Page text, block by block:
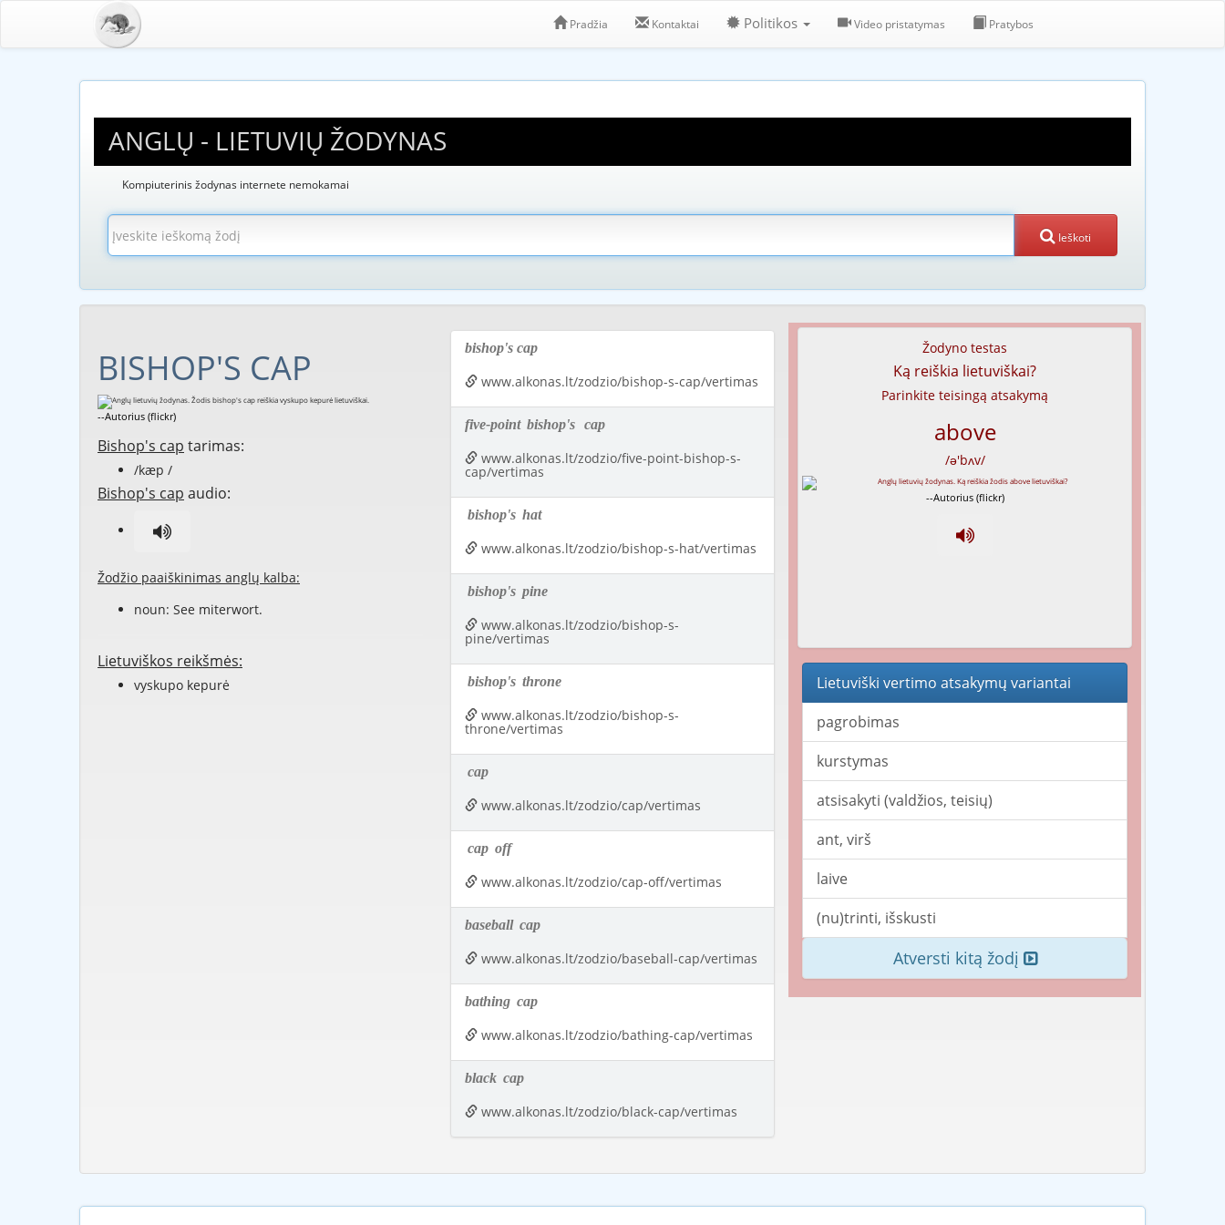
Pradžia Kontaktai Politikos Video pristatymas Pratybos
ANGLŲ - LIETUVIŲ ŽODYNAS
Kompiuterinis žodynas internete nemokamai
Ieškoti
BISHOP'S CAP
--Autorius (flickr)
Bishop's cap tarimas:
/kæp /
Bishop's cap audio:
Žodžio paaiškinimas anglų kalba:
noun: See miterwort.
Lietuviškos reikšmės:
vyskupo kepurė
bishop's cap
www.alkonas.lt/zodzio/bishop-s-cap/vertimas
five-point bishop's cap
www.alkonas.lt/zodzio/five-point-bishop-s-
cap/vertimas
bishop's hat
www.alkonas.lt/zodzio/bishop-s-hat/vertimas
bishop's pine
www.alkonas.lt/zodzio/bishop-s-
pine/vertimas
bishop's throne
www.alkonas.lt/zodzio/bishop-s-
throne/vertimas
cap
www.alkonas.lt/zodzio/cap/vertimas
cap off
www.alkonas.lt/zodzio/cap-off/vertimas
baseball cap
www.alkonas.lt/zodzio/baseball-cap/vertimas
bathing cap
www.alkonas.lt/zodzio/bathing-cap/vertimas
black cap
www.alkonas.lt/zodzio/black-cap/vertimas
Žodyno testas
Ką reiškia lietuviškai?
Parinkite teisingą atsakymą
above
/ə'bʌv/
--Autorius (flickr)
Lietuviški vertimo atsakymų variantai
pagrobimas
kurstymas
atsisakyti (valdžios, teisių)
ant, virš
laive
(nu)trinti, išskusti
Atversti kitą žodį